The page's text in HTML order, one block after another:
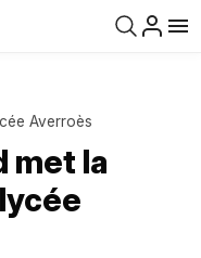
Averroès
met la